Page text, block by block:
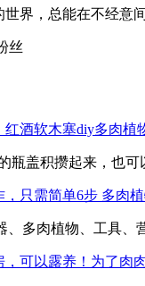
界，总能在不经意
丝
瓶盖积攒起来，也
多肉
、多肉植物、工具、